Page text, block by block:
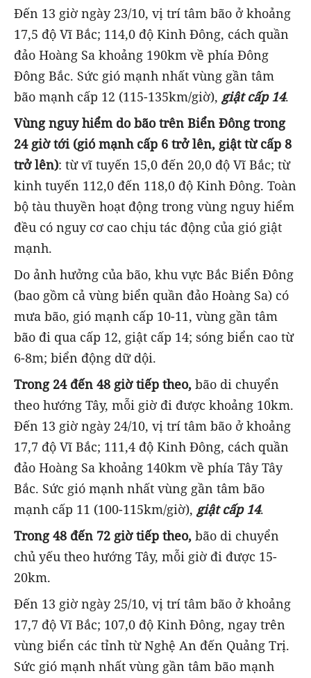
Đến 13 giờ ngày 23/10, vị trí tâm bão ở khoảng
17,5 độ Vĩ Bắc; 114,0 độ Kinh Đông, cách quần
đảo Hoàng Sa khoảng 190km về phía Đông
Đông Bắc. Sức gió mạnh nhất vùng gần tâm
bão mạnh cấp 12 (115-135km/giờ), giật cấp 14.
Vùng nguy hiểm do bão trên Biển Đông trong
24 giờ tới (gió mạnh cấp 6 trở lên, giật từ cấp 8
trở lên): từ vĩ tuyến 15,0 đến 20,0 độ Vĩ Bắc; từ
kinh tuyến 112,0 đến 118,0 độ Kinh Đông. Toàn
bộ tàu thuyền hoạt động trong vùng nguy hiểm
đều có nguy cơ cao chịu tác động của gió giật
mạnh.
Do ảnh hưởng của bão, khu vực Bắc Biển Đông
(bao gồm cả vùng biển quần đảo Hoàng Sa) có
mưa bão, gió mạnh cấp 10-11, vùng gần tâm
bão đi qua cấp 12, giật cấp 14; sóng biển cao từ
6-8m; biển động dữ dội.
Trong 24 đến 48 giờ tiếp theo, bão di chuyển
theo hướng Tây, mỗi giờ đi được khoảng 10km.
Đến 13 giờ ngày 24/10, vị trí tâm bão ở khoảng
17,7 độ Vĩ Bắc; 111,4 độ Kinh Đông, cách quần
đảo Hoàng Sa khoảng 140km về phía Tây Tây
Bắc. Sức gió mạnh nhất vùng gần tâm bão
mạnh cấp 11 (100-115km/giờ), giật cấp 14.
Trong 48 đến 72 giờ tiếp theo, bão di chuyển
chủ yếu theo hướng Tây, mỗi giờ đi được 15-
20km.
Đến 13 giờ ngày 25/10, vị trí tâm bão ở khoảng
17,7 độ Vĩ Bắc; 107,0 độ Kinh Đông, ngay trên
vùng biển các tỉnh từ Nghệ An đến Quảng Trị.
Sức gió mạnh nhất vùng gần tâm bão mạnh